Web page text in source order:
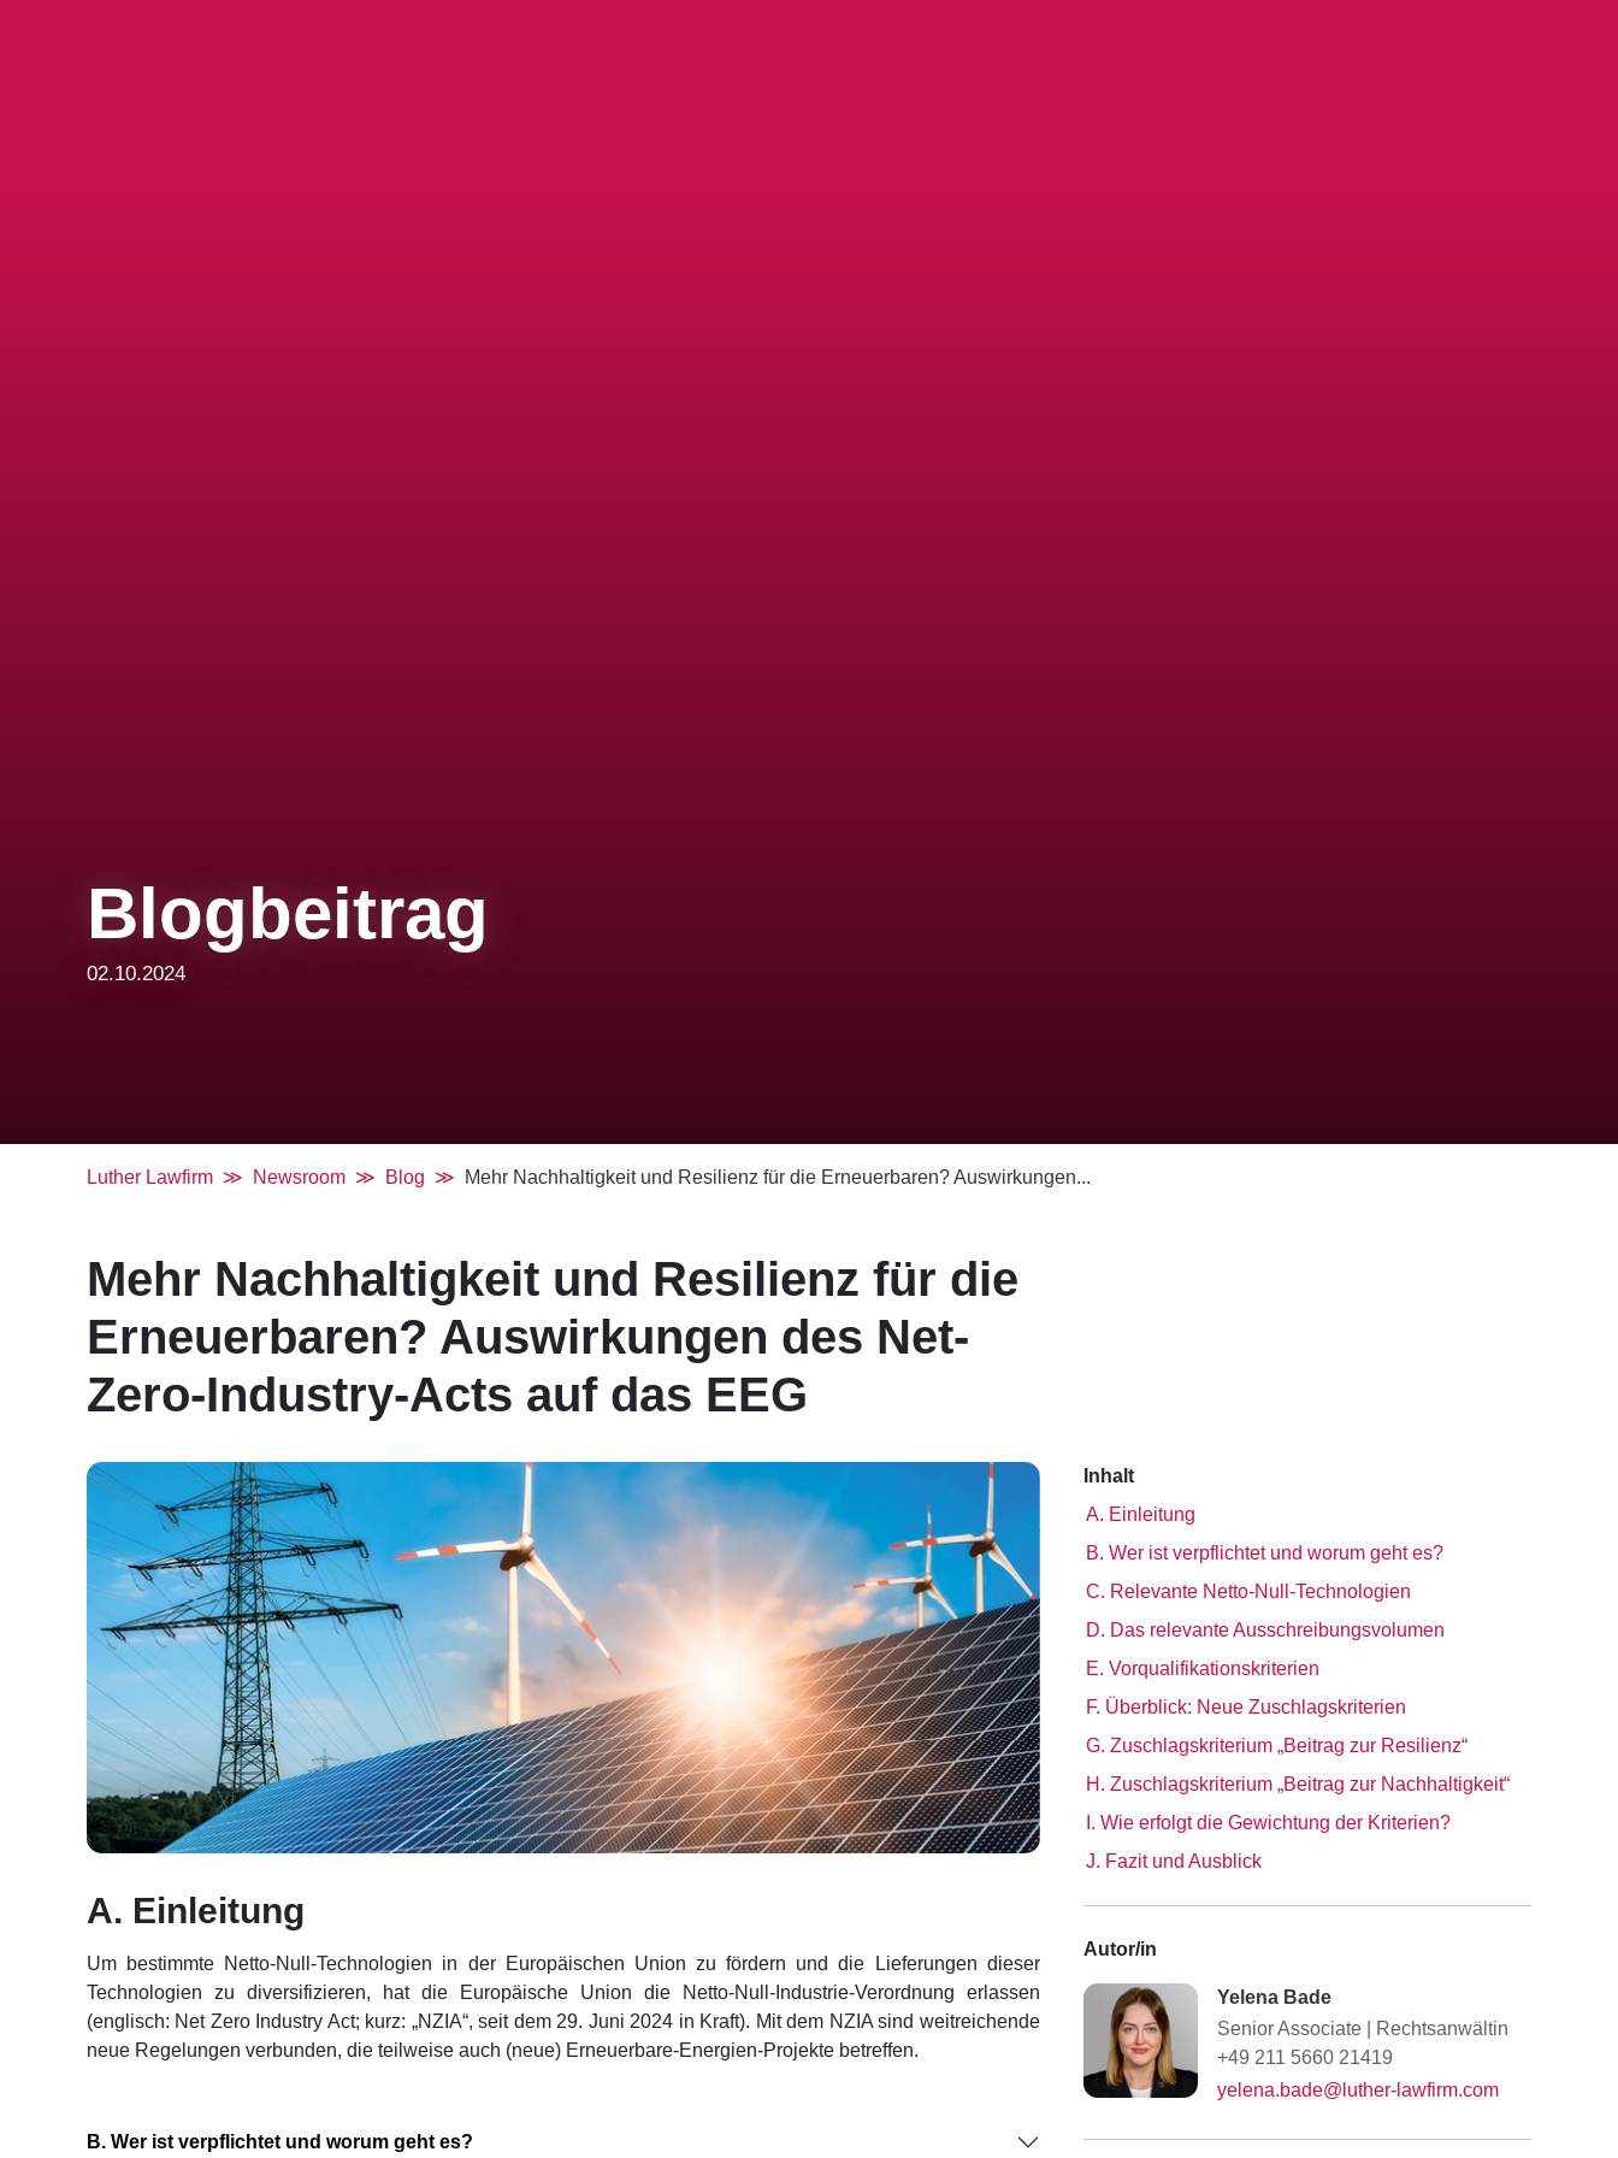
Blogbeitrag
02.10.2024
Luther Lawfirm Newsroom Blog Mehr Nachhaltigkeit und Resilienz für die Erneuerbaren? Auswirkungen...
Mehr Nachhaltigkeit und Resilienz für die
Erneuerbaren? Auswirkungen des Net-
Zero-Industry-Acts auf das EEG
A. Einleitung
Um bestimmte Netto-Null-Technologien in der Europäischen Union zu fördern und die Lieferungen dieser
Technologien zu diversifizieren, hat die Europäische Union die Netto-Null-Industrie-Verordnung erlassen
(englisch: Net Zero Industry Act; kurz: „NZIA“, seit dem 29. Juni 2024 in Kraft). Mit dem NZIA sind weitreichende
neue Regelungen verbunden, die teilweise auch (neue) Erneuerbare-Energien-Projekte betreffen.
B. Wer ist verpflichtet und worum geht es?
Inhalt
A. Einleitung
B. Wer ist verpflichtet und worum geht es?
C. Relevante Netto-Null-Technologien
D. Das relevante Ausschreibungsvolumen
E. Vorqualifikationskriterien
F. Überblick: Neue Zuschlagskriterien
G. Zuschlagskriterium „Beitrag zur Resilienz“
H. Zuschlagskriterium „Beitrag zur Nachhaltigkeit“
I. Wie erfolgt die Gewichtung der Kriterien?
J. Fazit und Ausblick
Autor/in
Yelena Bade
Senior Associate
Rechtsanwältin
+49 211 5660 21419
yelena.bade@luther-lawfirm.com